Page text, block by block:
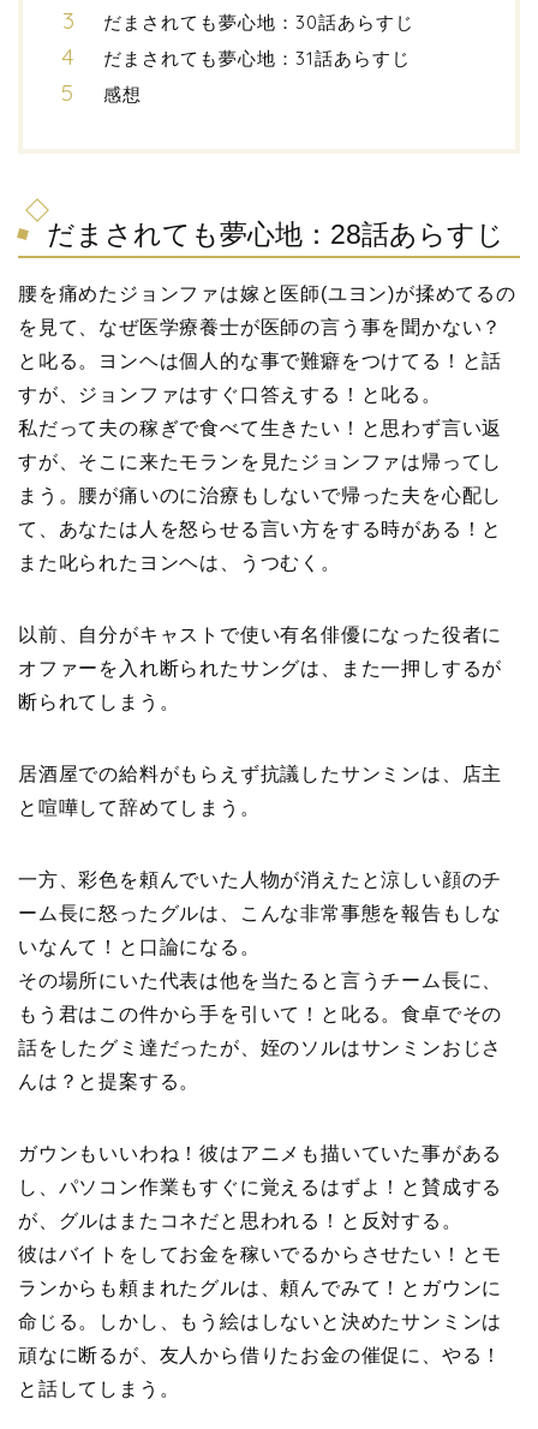
だまされても夢心地：30話あらすじ
だまされても夢心地：31話あらすじ
感想
だまされても夢心地：28話あらすじ
腰を痛めたジョンファは嫁と医師(ユヨン)が揉めてるの
を見て、なぜ医学療養士が医師の言う事を聞かない？
と叱る。ヨンヘは個人的な事で難癖をつけてる！と話
すが、ジョンファはすぐ口答えする！と叱る。
私だって夫の稼ぎで食べて生きたい！と思わず言い返
すが、そこに来たモランを見たジョンファは帰ってし
まう。腰が痛いのに治療もしないで帰った夫を心配し
て、あなたは人を怒らせる言い方をする時がある！と
また叱られたヨンヘは、うつむく。
以前、自分がキャストで使い有名俳優になった役者に
オファーを入れ断られたサングは、また一押しするが
断られてしまう。
居酒屋での給料がもらえず抗議したサンミンは、店主
と喧嘩して辞めてしまう。
一方、彩色を頼んでいた人物が消えたと涼しい顔のチ
ーム長に怒ったグルは、こんな非常事態を報告もしな
いなんて！と口論になる。
その場所にいた代表は他を当たると言うチーム長に、
もう君はこの件から手を引いて！と叱る。食卓でその
話をしたグミ達だったが、姪のソルはサンミンおじさ
んは？と提案する。
ガウンもいいわね！彼はアニメも描いていた事がある
し、パソコン作業もすぐに覚えるはずよ！と賛成する
が、グルはまたコネだと思われる！と反対する。
彼はバイトをしてお金を稼いでるからさせたい！とモ
ランからも頼まれたグルは、頼んでみて！とガウンに
命じる。しかし、もう絵はしないと決めたサンミンは
頑なに断るが、友人から借りたお金の催促に、やる！
と話してしまう。